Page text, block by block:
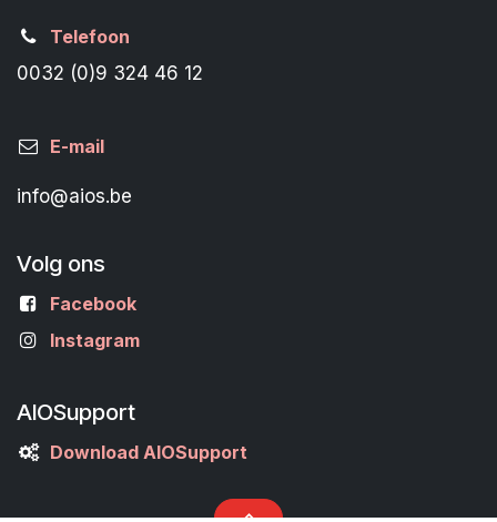
Telefoon
0032 (0)9 324 46 12
E-mail
info@aios.be
Volg ons
Facebook
Instagram
AIOSupport
Download AIOSupport